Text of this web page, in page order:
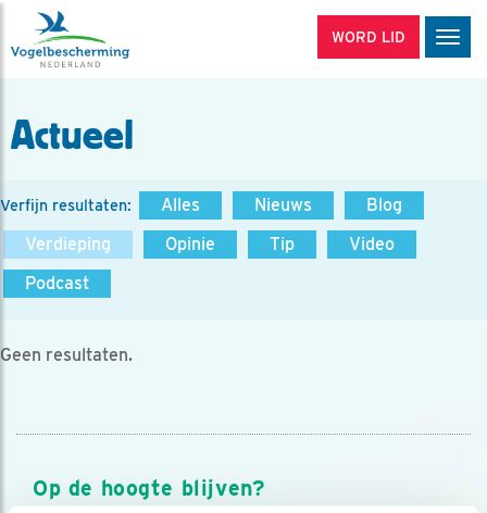
WORD LID
Actueel
Verfijn resultaten: Alles Nieuws
Blog
Verdieping
Opinie Tip
Video
Podcast
Geen resultaten.
Op de hoogte blijven?